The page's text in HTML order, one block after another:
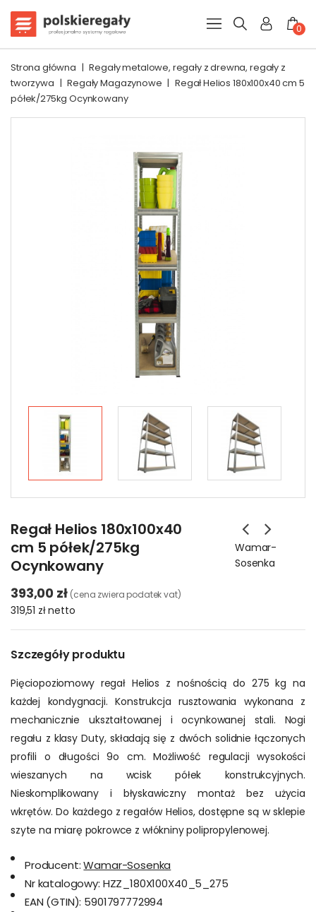
0
Strona główna | Regały metalowe, regały z drewna, regały z
tworzywa | Regały Magazynowe | Regał Helios 180x100x40 cm 5
półek/275kg Ocynkowany
Regał Helios 180x100x40
cm 5 półek/275kg
Ocynkowany
Wamar-
Sosenka
393,00 zł (cena zwiera podatek vat)
319,51 złnetto
Szczegóły produktu
Pięciopoziomowy regał Helios z nośnością do 275 kg na
każdej kondygnacji. Konstrukcja rusztowania wykonana z
mechanicznie ukształtowanej i ocynkowanej stali. Nogi
regału z klasy Duty, składają się z dwóch solidnie łączonych
profili o długości 9o cm. Możliwość regulacji wysokości
wieszanych na wcisk półek konstrukcyjnych.
Nieskomplikowany i błyskawiczny montaż bez użycia
wkrętów. Do każdego z regałów Helios, dostępne są w sklepie
szyte na miarę pokrowce z włókniny polipropylenowej.
Producent: Wamar-Sosenka
Nr katalogowy: HZZ_180X100X40_5_275
EAN (GTIN): 5901797772994